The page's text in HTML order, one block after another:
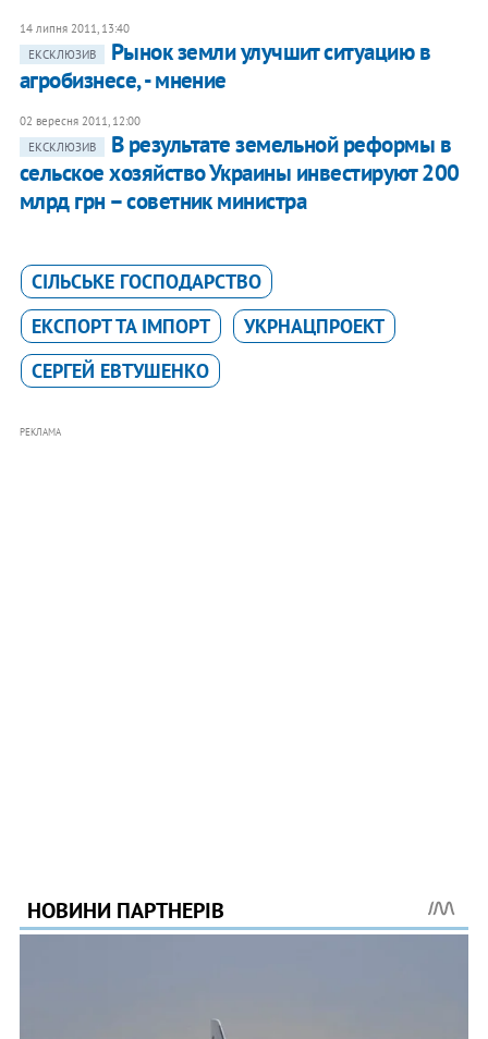
14 липня 2011, 13:40
ЕКСКЛЮЗИВ
Рынок земли улучшит ситуацию в
агробизнесе, - мнение
02 вересня 2011, 12:00
ЕКСКЛЮЗИВ
В результате земельной реформы в
сельское хозяйство Украины инвестируют 200
млрд грн – советник министра
СІЛЬСЬКЕ ГОСПОДАРСТВО
ЕКСПОРТ ТА ІМПОРТ
УКРНАЦПРОЕКТ
СЕРГЕЙ ЕВТУШЕНКО
РЕКЛАМА